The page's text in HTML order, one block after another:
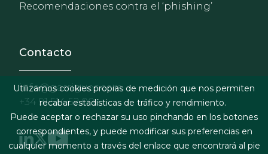
Recomendaciones contra el ‘phishing’
Contacto
info@garrigues.com
+34 91 514 52 00
Utilizamos cookies propias de medición que nos permiten
recabar estadísticas de tráfico y rendimiento.
Puede aceptar o rechazar su uso pinchando en los botones
correspondientes, y puede modificar sus preferencias en
cualquier momento a través del enlace que encontrará al pie